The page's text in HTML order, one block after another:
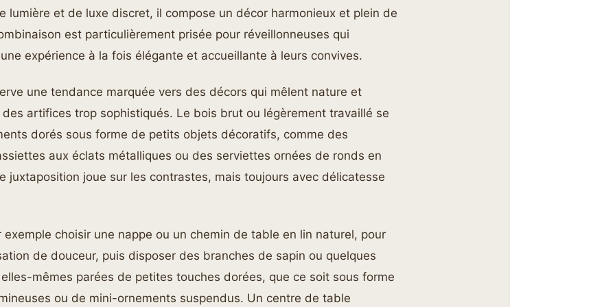
lumière et de luxe discret, il compose un décor harmonieux et plein de
est particulièrement prisée pour réveillonneuses qui
expérience à la fois élégante et accueillante à leurs convives.
une tendance marquée vers des décors qui mêlent nature et
artifices trop sophistiqués. Le bois brut ou légèrement travaillé se
dorés sous forme de petits objets décoratifs, comme des
aux éclats métalliques ou des serviettes ornées de ronds en
juxtaposition joue sur les contrastes, mais toujours avec délicatesse
exemple choisir une nappe ou un chemin de table en lin naturel, pour
de douceur, puis disposer des branches de sapin ou quelques
mêmes parées de petites touches dorées, que ce soit sous forme
ou de mini-ornements suspendus. Un centre de table